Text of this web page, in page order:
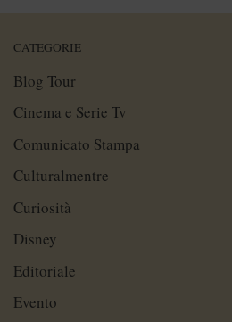
CATEGORIE
Blog Tour
Cinema e Serie Tv
Comunicato Stampa
Culturalmentre
Curiosità
Disney
Editoriale
Evento